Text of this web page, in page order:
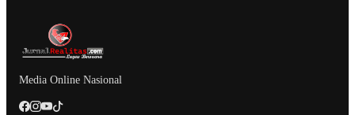
Media Online Nasional